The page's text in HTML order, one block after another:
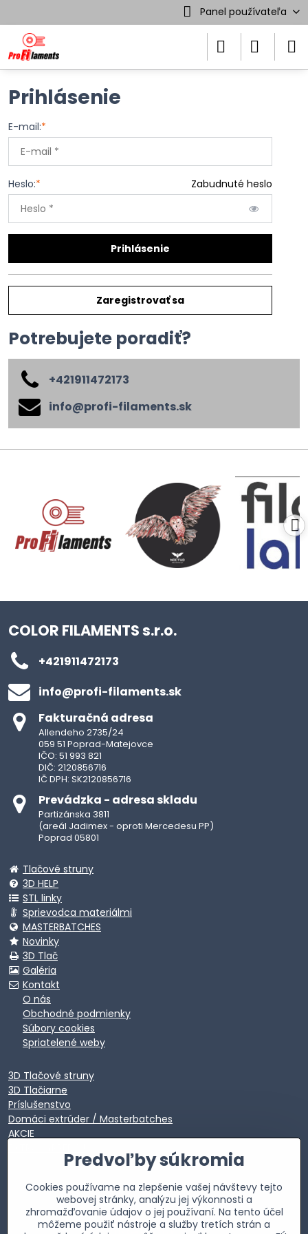
Panel používateľa
Prihlásenie
E-mail:*
Zabudnuté heslo
Heslo:*
Prihlásenie
Zaregistrovať sa
Potrebujete poradiť?
+421911472173
info​@profi-filaments​.sk
COLOR FILAMENTS s.r.o.
+421911472173
info​@profi-filaments​.sk
Fakturačná adresa
Allendeho 2735/24
059 51 Poprad-Matejovce
IČO: 51 993 821
DIČ: 2120856716
IČ DPH: SK2120856716
Prevádzka - adresa skladu
Partizánska 3811
(areál Jadimex - oproti Mercedesu PP)
Poprad 05801
Tlačové struny
3D HELP
STL linky
Sprievodca materiálmi
MASTERBATCHES
Novinky
3D Tlač
Galéria
Kontakt
O nás
Obchodné podmienky
Súbory cookies
Spriatelené weby
3D Tlačové struny
3D Tlačiarne
Príslušenstvo
Domáci extrúder / Masterbatches
AKCIE
Predvoľby súkromia
Cookies používame na zlepšenie vašej návštevy tejto
webovej stránky, analýzu jej výkonnosti a
zhromažďovanie údajov o jej používaní. Na tento účel
môžeme použiť nástroje a služby tretích strán a